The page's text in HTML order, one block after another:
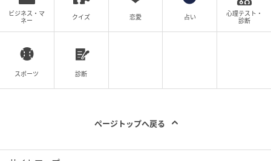
ビジネス・マ
ネー
クイズ 恋愛 占い
心理テスト・
診断
スポーツ 診断
ページトップへ戻る